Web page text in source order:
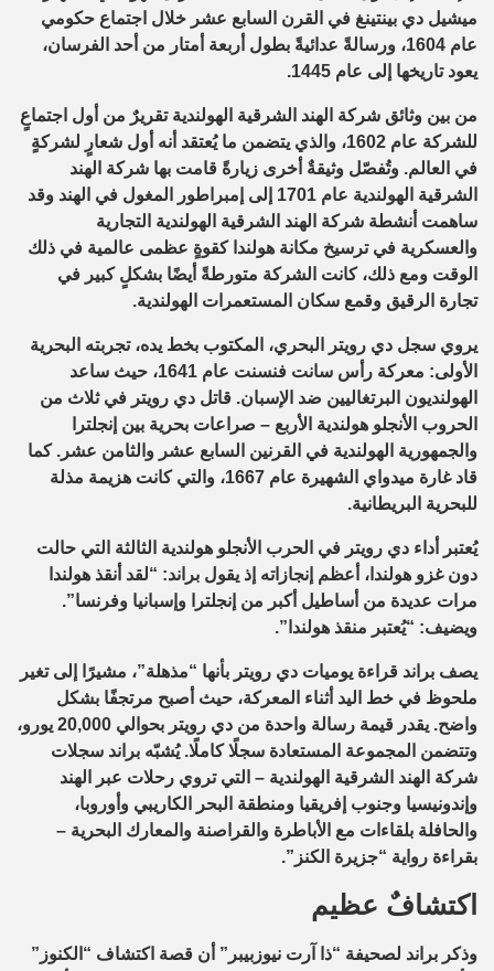
ميشيل دي بينتينغ في القرن السابع عشر خلال اجتماع حكومي
عام 1604، ورسالةً عدائيةً بطول أربعة أمتار من أحد الفرسان،
يعود تاريخها إلى عام 1445.
من بين وثائق شركة الهند الشرقية الهولندية تقريرٌ من أول اجتماعٍ
للشركة عام 1602، والذي يتضمن ما يُعتقد أنه أول شعارٍ لشركةٍ
في العالم. وتُفصّل وثيقةٌ أخرى زيارةً قامت بها شركة الهند
الشرقية الهولندية عام 1701 إلى إمبراطور المغول في الهند وقد
ساهمت أنشطة شركة الهند الشرقية الهولندية التجارية
والعسكرية في ترسيخ مكانة هولندا كقوةٍ عظمى عالمية في ذلك
الوقت ومع ذلك، كانت الشركة متورطةً أيضًا بشكلٍ كبير في
تجارة الرقيق وقمع سكان المستعمرات الهولندية.
يروي سجل دي رويتر البحري، المكتوب بخط يده، تجربته البحرية
الأولى: معركة رأس سانت فنسنت عام 1641، حيث ساعد
الهولنديون البرتغاليين ضد الإسبان. قاتل دي رويتر في ثلاث من
الحروب الأنجلو هولندية الأربع – صراعات بحرية بين إنجلترا
والجمهورية الهولندية في القرنين السابع عشر والثامن عشر. كما
قاد غارة ميدواي الشهيرة عام 1667، والتي كانت هزيمة مذلة
للبحرية البريطانية.
يُعتبر أداء دي رويتر في الحرب الأنجلو هولندية الثالثة التي حالت
دون غزو هولندا، أعظم إنجازاته إذ يقول براند: “لقد أنقذ هولندا
مرات عديدة من أساطيل أكبر من إنجلترا وإسبانيا وفرنسا”.
ويضيف: “يُعتبر منقذ هولندا”.
يصف براند قراءة يوميات دي رويتر بأنها “مذهلة”، مشيرًا إلى تغير
ملحوظ في خط اليد أثناء المعركة، حيث أصبح مرتجفًا بشكل
واضح. يقدر قيمة رسالة واحدة من دي رويتر بحوالي 20,000 يورو،
وتتضمن المجموعة المستعادة سجلًا كاملًا. يُشبّه براند سجلات
شركة الهند الشرقية الهولندية – التي تروي رحلات عبر الهند
وإندونيسيا وجنوب إفريقيا ومنطقة البحر الكاريبي وأوروبا،
والحافلة بلقاءات مع الأباطرة والقراصنة والمعارك البحرية –
بقراءة رواية “جزيرة الكنز”.
اكتشافٌ عظيم
وذكر براند لصحيفة “ذا آرت نيوزبيبر” أن قصة اكتشاف “الكنوز”